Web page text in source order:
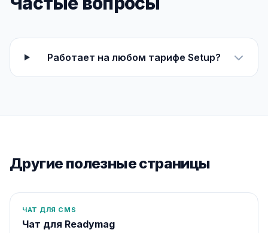
Работает на любом тарифе Setup?
Другие полезные страницы
ЧАТ ДЛЯ CMS
Чат для Readymag